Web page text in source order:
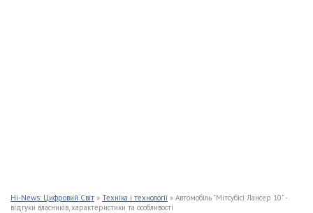
Hi-News: Цифровий Світ » Техніка і технології » Автомобіль "Мітсубісі Лансер 10" -
відгуки власників, характеристики та особливості